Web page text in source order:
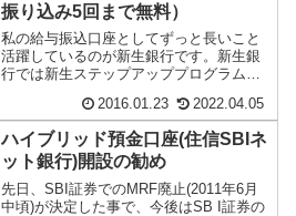
振り込み5回まで無料）
私の給与振込口座としてずっと長いこと
活躍しているのが新生銀行です。新生銀
行では新生ステップアッププログラムに
くるのですが、2...2016.01.23 2022.04.05
ハイブリッド預金口座(住信SBIネ
ット銀行)開設の勧め
先日、SBI証券でのMRF廃止(2011年6月
中頃)が決定した事で、今後はSB I証券の